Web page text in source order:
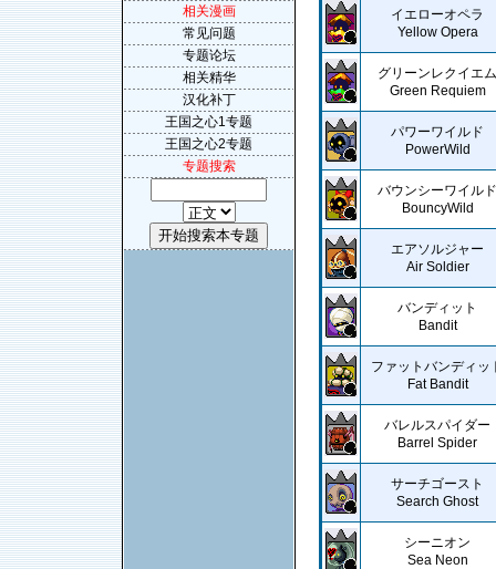
イエローオペラ
Yellow Opera
グリーンレクイエム
Green Requiem
パワーワイルド
PowerWild
バウンシーワイルド
BouncyWild
エアソルジャー
Air Soldier
バンディット
Bandit
ファットバンディッ
Fat Bandit
バレルスパイダー
Barrel Spider
サーチゴースト
Search Ghost
シーニオン
Sea Neon
相关漫画
常见问题
专题论坛
相关精华
汉化补丁
王国之心1专题
王国之心2专题
专题搜索